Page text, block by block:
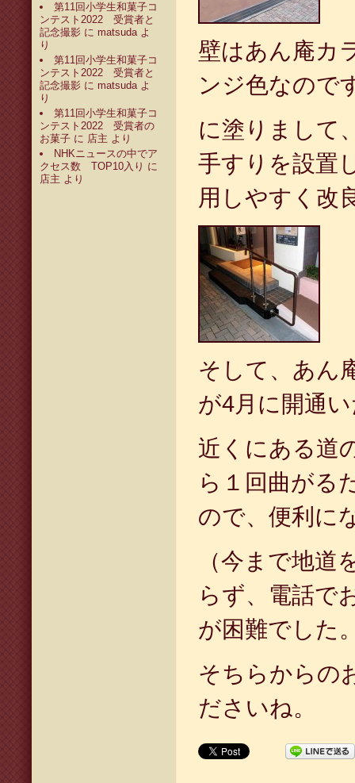
第11回小学生和菓子コ
ンテスト2022 受賞者と
記念撮影 に matsudaよ
り
第11回小学生和菓子コ
ンテスト2022 受賞者と
記念撮影 に matsudaよ
り
第11回小学生和菓子コ
ンテスト2022 受賞者の
お菓子 に 店主 より
NHKニュースの中でア
クセス数 TOP10入り に
店主 より
壁はあん庵カ
ンジ色なので
に塗りまして
手すりを設置
用しやすく改
そして、あん
が4月に開通
近くにある道
ら１回曲がる
ので、便利に
（今まで地道
らず、電話で
が困難でした
そちらからの
ださいね。